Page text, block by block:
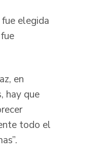
elegida
en
hay que
todo el